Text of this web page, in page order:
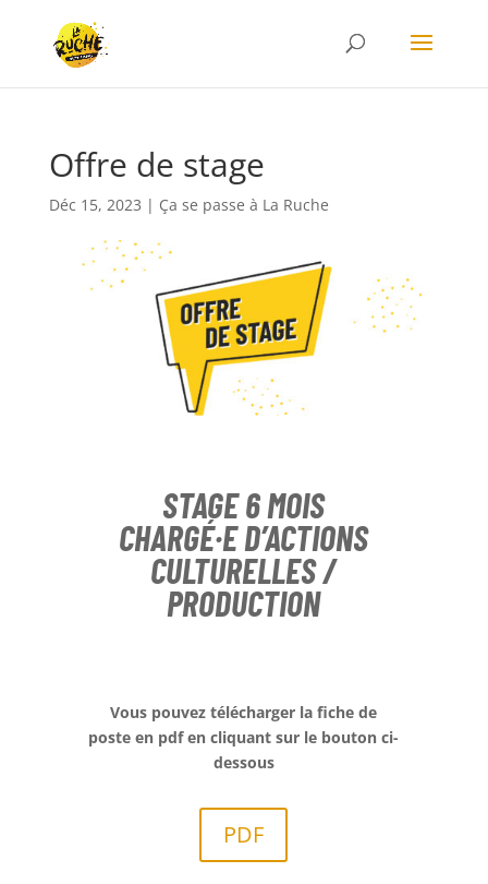
Offre de stage
Déc 15, 2023 | Ça se passe à La Ruche
STAGE 6 MOIS
CHARGÉ·E D’ACTIONS
CULTURELLES /
PRODUCTION
Vous pouvez télécharger la fiche de
poste en pdf en cliquant sur le bouton ci-
dessous
PDF